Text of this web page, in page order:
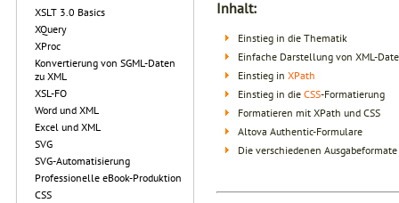
XSLT 3.0 Basics
XQuery
XProc
Konvertierung von SGML-Daten
zu XML
XSL-FO
Word und XML
Excel und XML
SVG
SVG-Automatisierung
Professionelle eBook-Produktion
CSS
Inhalt:
Einstieg in die Thematik
Einfache Darstellung von XML-
Einstieg in XPath
Einstieg in die CSS-Formatierung
Formatieren mit XPath und CSS
Altova Authentic-Formulare
Die verschiedenen Ausgabeformate